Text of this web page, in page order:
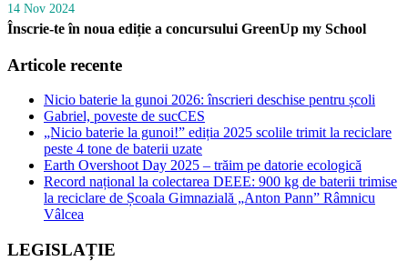
14 Nov 2024
Înscrie-te în noua ediție a concursului GreenUp my School
Articole recente
Nicio baterie la gunoi 2026: înscrieri deschise pentru școli
Gabriel, poveste de sucCES
„Nicio baterie la gunoi!” ediția 2025 scolile trimit la reciclare
peste 4 tone de baterii uzate
Earth Overshoot Day 2025 – trăim pe datorie ecologică
Record național la colectarea DEEE: 900 kg de baterii trimise
la reciclare de Școala Gimnazială „Anton Pann” Râmnicu
Vâlcea
LEGISLAȚIE